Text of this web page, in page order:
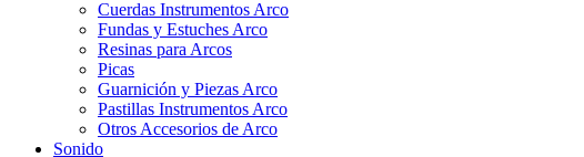
Cuerdas Instrumentos Arco
Fundas y Estuches Arco
Resinas para Arcos
Picas
Guarnición y Piezas Arco
Pastillas Instrumentos Arco
Otros Accesorios de Arco
Sonido